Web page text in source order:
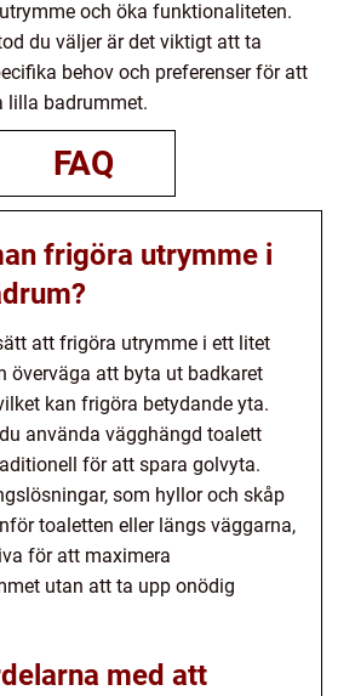
och öka funktionaliteten.
du väljer är det viktigt att ta
behov och preferenser för att
lilla badrummet.
FAQ
frigöra utrymme i
att frigöra utrymme i ett litet
överväga att byta ut badkaret
kan frigöra betydande yta.
använda vägghängd toalett
för att spara golvyta.
som hyllor och skåp
toaletten eller längs väggarna,
för att maximera
utan att ta upp onödig
med att